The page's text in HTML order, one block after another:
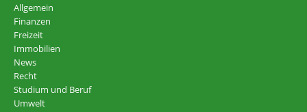
Allgemein
Finanzen
Freizeit
Immobilien
News
Recht
Studium und Beruf
Umwelt